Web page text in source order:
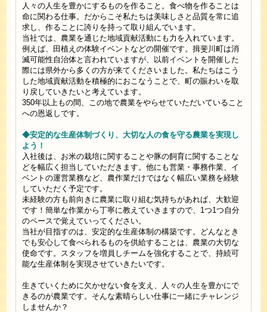
人々の人生を豊かにするものを作ること。食べ物を作ることは
命に関わる仕事。だからこそ私たちは美味しさと品質を常に追
求し、作ることに誇りを持って取り組んでいます。
当社では、農業を通じた地域貢献活動にも力を入れています。
例えば、田植えの体験イベントなどの開催です。揖斐川町は消
滅可能性自治体と言われていますが、以前イベントを開催した
際には県外から多くの方が来てくださいました。私たちはこう
した地域貢献活動を積極的におこなうことで、町の賑わいを取
り戻していきたいと考えています。
350年以上もの間、この地で農業をやらせていただいていること
への恩返しです。
◆安定的な生産体制づくり、大切な人の食を守る農業を実現し
よう！
入社後は、お米の栽培に関することや豚の飼育に関することな
どを幅広く担当していただきます。他にも営業・事務作業、イ
ベントの運営業務など、農作業だけではなく幅広い業務を経験
していただく予定です。
未経験の方も前向きに農業に取り組む気持ちがあれば、大歓迎
です！簡単な作業から丁寧に教えていきますので、1つ1つ自分
のペースで覚えていってください。
当社が目指すのは、安定的な生産体制の構築です。どんなとき
でも安心して食べられるものを供給することは、農業の大切な
使命です。スタッフを増員しチームを強化することで、持続可
能な生産体制を実現させていきたいです。
生きていくために欠かせない食を支え、人々の人生を豊かにで
きるのが農業です。そんな素晴らしい仕事に一緒にチャレンジ
しませんか？